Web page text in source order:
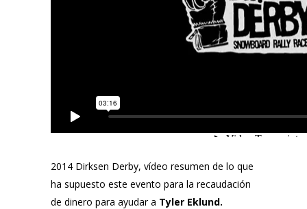
2014 Dirksen Derby, vídeo resumen de lo que
ha supuesto este evento para la recaudación
de dinero para ayudar a Tyler Eklund.